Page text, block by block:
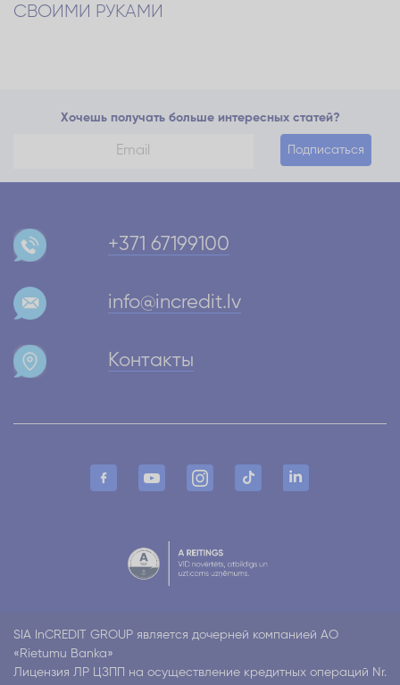
СВОИМИ РУКАМИ
Хочешь получать больше интересных статей?
Подписаться
+371 67199100
info@incredit.lv
Контакты
SIA InCREDIT GROUP является дочерней компанией АО
«Rietumu Banka»
Лицензия ЛР ЦЗПП на осуществление кредитных операций Nr.